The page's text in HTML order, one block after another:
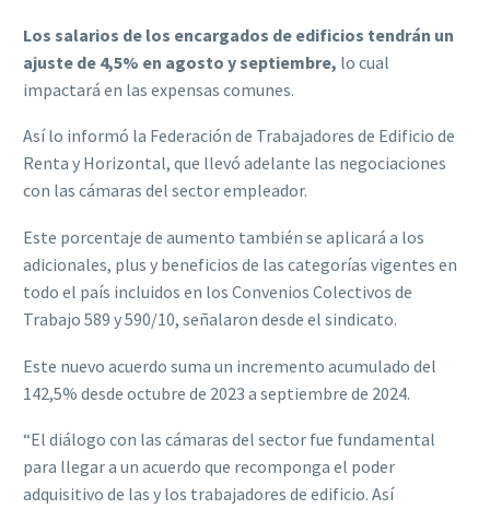
Los salarios de los encargados de edificios tendrán un
ajuste de 4,5% en agosto y septiembre, lo cual
impactará en las expensas comunes.
Así lo informó la Federación de Trabajadores de Edificio de
Renta y Horizontal, que llevó adelante las negociaciones
con las cámaras del sector empleador.
Este porcentaje de aumento también se aplicará a los
adicionales, plus y beneficios de las categorías vigentes en
todo el país incluidos en los Convenios Colectivos de
Trabajo 589 y 590/10, señalaron desde el sindicato.
Este nuevo acuerdo suma un incremento acumulado del
142,5% desde octubre de 2023 a septiembre de 2024.
“El diálogo con las cámaras del sector fue fundamental
para llegar a un acuerdo que recomponga el poder
adquisitivo de las y los trabajadores de edificio. Así